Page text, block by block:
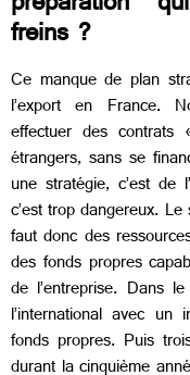
freins ?
Ce manque de plan
l’export en France.
effectuer des
étrangers, sans se
une stratégie, c’est de
c’est trop dangereux.
faut donc des
des fonds propres
de l’entreprise. Dans
l’international avec
fonds propres. Puis